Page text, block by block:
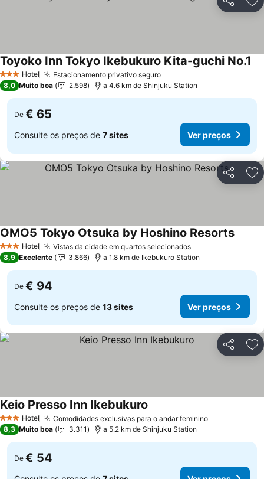
Partilhar
3 EstrelasHotel Estacionamento privativo seguro
Toyoko Inn Tokyo Ikebukuro Kita-guchi No.1
8,0 Muito boa 2.598 a 4.6 km de Shinjuku Station
De € 65
Consulte os preços de 7 sites Ver preços
Partilhar
3 EstrelasHotel Vistas da cidade em quartos selecionados
OMO5 Tokyo Otsuka by Hoshino Resorts
8,9 Excelente 3.866 a 1.8 km de Ikebukuro Station
De € 94
Consulte os preços de 13 sites Ver preços
Partilhar
3 EstrelasHotel Comodidades exclusivas para o andar feminino
Keio Presso Inn Ikebukuro
8,3 Muito boa 3.311 a 5.2 km de Shinjuku Station
De € 54